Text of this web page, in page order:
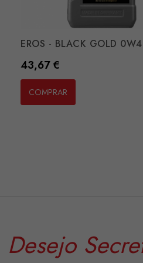
EROS - BLACK GOLD
Preço
43,67 €
COMPRAR
Desejo